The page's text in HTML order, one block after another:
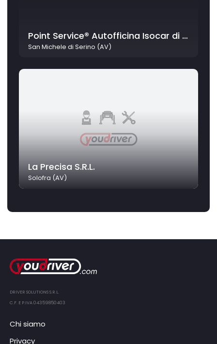
Point Service® Autofficina Isocar di Giliberti e Cataldo
San Michele di Serino (AV)
La Precisa S.R.L.
Solofra (AV)
DRIVER SOLUTIONS S.R.L.
C.F. E P.IVA 04359850403
Chi siamo
Privacy